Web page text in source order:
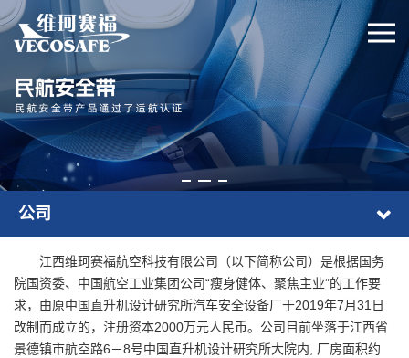
公司
江西维珂赛福航空科技有限公司（以下简称公司）是根据国务
院国资委、中国航空工业集团公司“瘦身健体、聚焦主业”的工作要
求，由原中国直升机设计研究所汽车安全设备厂于2019年7月31日
改制而成立的，注册资本2000万元人民币。公司目前坐落于江西省
景德镇市航空路6－8号中国直升机设计研究所大院内, 厂房面积约